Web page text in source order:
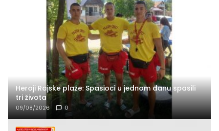
Heroji Rajske plaže: Spasioci u jednom danu spasili
tri života
09/08/2026 0